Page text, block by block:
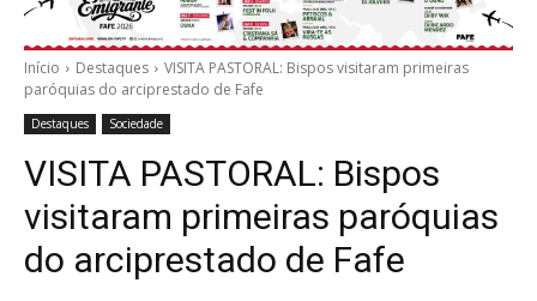
Início Destaques
VISITA PASTORAL: Bispos visitaram primeiras
paróquias do arciprestado de Fafe
Destaques Sociedade
VISITA PASTORAL: Bispos
visitaram primeiras paróquias
do arciprestado de Fafe